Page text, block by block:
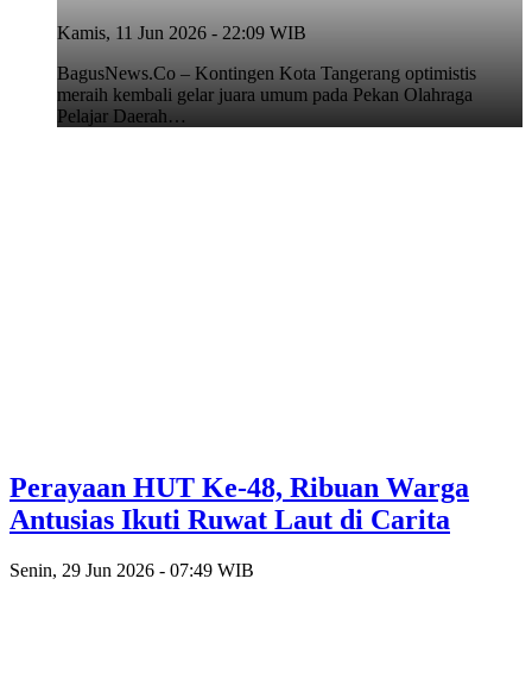
Kamis, 11 Jun 2026 - 22:09 WIB
BagusNews.Co – Kontingen Kota Tangerang optimistis
meraih kembali gelar juara umum pada Pekan Olahraga
Pelajar Daerah…
Perayaan HUT Ke-48, Ribuan Warga
Antusias Ikuti Ruwat Laut di Carita
Senin, 29 Jun 2026 - 07:49 WIB